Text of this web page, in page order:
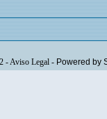
-Aviso Legal- Powered by